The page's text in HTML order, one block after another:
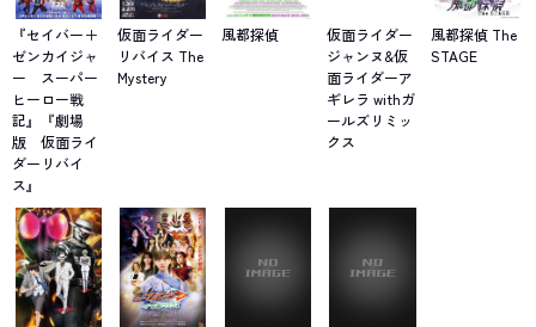
『セイバー＋
ゼンカイジャ
ー スーパー
ヒーロー戦
記』『劇場
版 仮面ライ
ダーリバイ
ス』
仮面ライダー
リバイス The
Mystery
風都探偵
仮面ライダー
ジャンヌ&仮
面ライダーア
ギレラ withガ
ールズリミッ
クス
風都探偵 The
STAGE